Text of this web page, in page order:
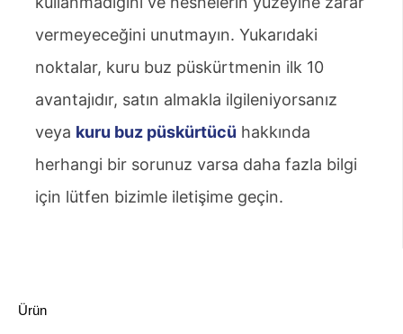
vermeyeceğini unutmayın. Yukarıdaki
noktalar, kuru buz püskürtmenin ilk 10
avantajıdır, satın almakla ilgileniyorsanız
veya kuru buz püskürtücü hakkında
herhangi bir sorunuz varsa daha fazla bilgi
için lütfen bizimle iletişime geçin.
Ürün